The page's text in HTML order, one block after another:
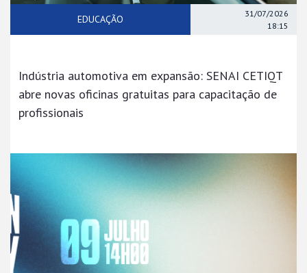
EDUCAÇÃO
31/07/2026
18:15
Indústria automotiva em expansão: SENAI CETIQT
abre novas oficinas gratuitas para capacitação de
profissionais